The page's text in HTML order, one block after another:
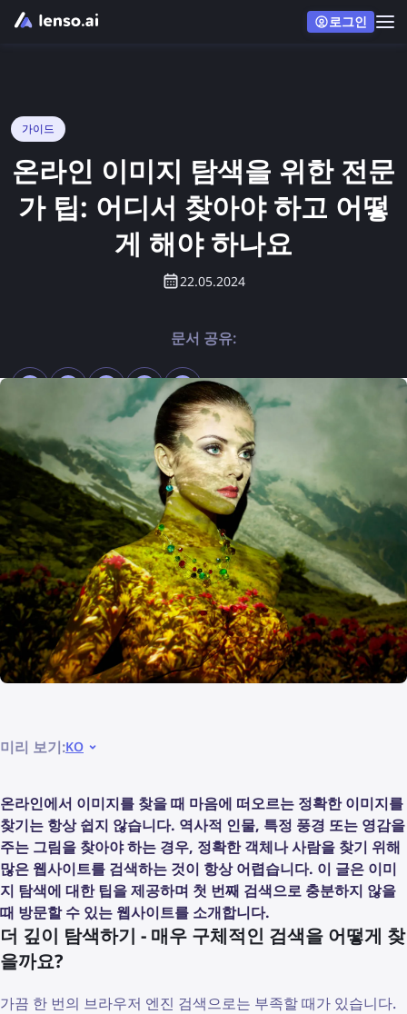
로그인
가이드
온라인 이미지 탐색을 위한 전문
가 팁: 어디서 찾아야 하고 어떻
게 해야 하나요
22.05.2024
문서 공유:
미리 보기:KO
온라인에서 이미지를 찾을 때 마음에 떠오르는 정확한 이미지를
찾기는 항상 쉽지 않습니다. 역사적 인물, 특정 풍경 또는 영감을
주는 그림을 찾아야 하는 경우, 정확한 객체나 사람을 찾기 위해
많은 웹사이트를 검색하는 것이 항상 어렵습니다. 이 글은 이미
지 탐색에 대한 팁을 제공하며 첫 번째 검색으로 충분하지 않을
때 방문할 수 있는 웹사이트를 소개합니다.
더 깊이 탐색하기 - 매우 구체적인 검색을 어떻게 찾
을까요?
가끔 한 번의 브라우저 엔진 검색으로는 부족할 때가 있습니다.